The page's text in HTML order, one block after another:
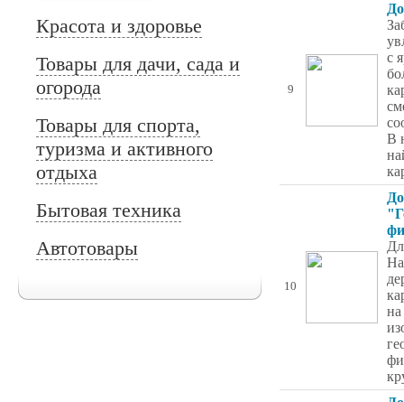
Красота и здоровье
Товары для дачи, сада и
огорода
Товары для спорта,
туризма и активного
отдыха
Бытовая техника
Автотовары
9
с
В
10